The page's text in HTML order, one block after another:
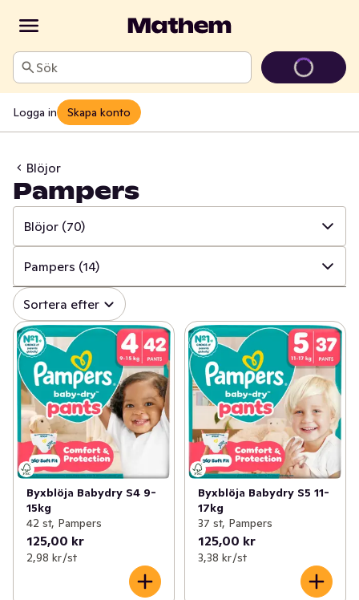
Sök
Logga in Skapa konto
Blöjor
Pampers
Blöjor (70)
✓ Alla (393)
✓ Barnmat
✓ Mjölkersättning (31)
Välling & gröt (64)
✓ Blöjor (70)
✓ Barntillbehör (57)
✓ Nappar & Nappflaskor (9)
✓ Leksaker baby & barn
Pampers (14)
✓ Alla (70)
✓ Våtservetter & blöjbyte (16)
Libero (25)
✓ Pampers (14)
✓ Minstingen (7)
✓ Huggies (5)
✓ Övriga blöjor
Sortera efter
Byxblöja Babydry S4 9-
15kg
42 st, Pampers
125,00 kr
2,98 kr /st
Byxblöja Babydry S5 11-
17kg
37 st, Pampers
125,00 kr
3,38 kr /st